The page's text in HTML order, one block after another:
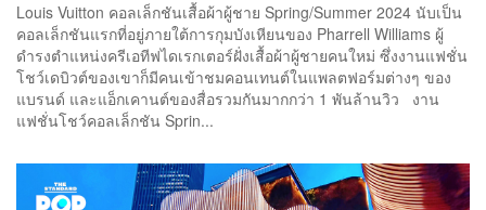
Louis Vuitton คอลเล็กชันเสื้อผ้าผู้ชาย Spring/Summer 2024 นับเป็น
คอลเล็กชันแรกที่อยู่ภายใต้การกุมบังเหียนของ Pharrell Williams ผู้
ดำรงตำแหน่งครีเอทีฟไดเรกเตอร์ฝั่งเสื้อผ้าผู้ชายคนใหม่ ซึ่งงานแฟชั่น
โชว์เดบิวต์ของเขาก็มีคนเข้าชมคอนเทนต์ในแพลตฟอร์มต่างๆ ของ
แบรนด์ และแอ็กเคานต์ของสื่อรวมกันมากกว่า 1 พันล้านวิว งาน
แฟชั่นโชว์คอลเล็กชัน Sprin...